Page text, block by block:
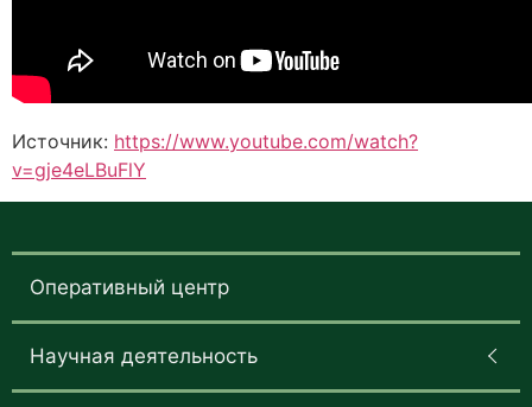
Источник: https://www.youtube.com/watch?
v=gje4eLBuFlY
Оперативный центр
Научная деятельность